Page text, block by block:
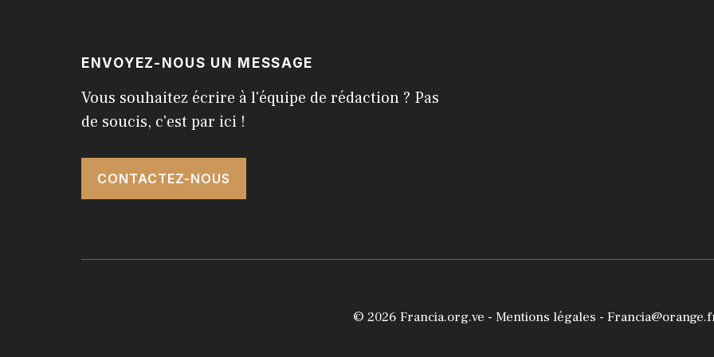
ENVOYEZ-NOUS UN MESSAGE
Vous souhaitez écrire à l'équipe de rédaction ? Pas
de soucis, c'est par ici !
CONTACTEZ-NOUS
© 2026 Francia.org.ve - Mentions légales -